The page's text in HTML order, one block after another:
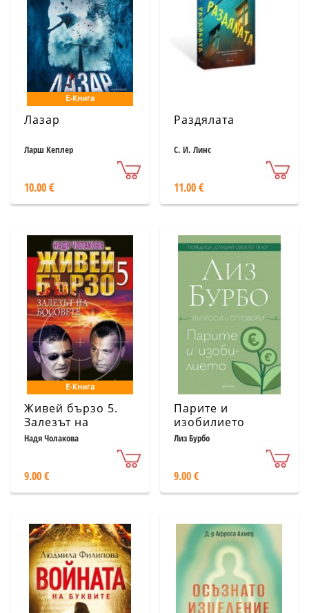
Е-Книга
Лазар
Ларш Кеплер
10.00 €
Раздялата
С. И. Линс
11.00 €
Е-Книга
Живей бързо 5.
Залезът на
босовете
Надя Чолакова
9.00 €
Парите и
изобилието
Лиз Бурбо
9.00 €